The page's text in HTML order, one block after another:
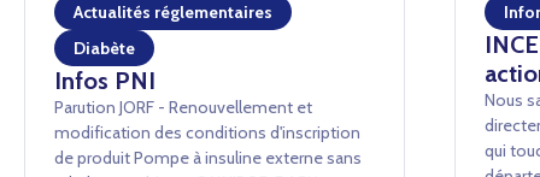
Actualités réglementaires
Diabète
Infos PNI
Parution JORF - Renouvellement et
modification des conditions d'inscription
de produit Pompe à insuline externe sans
Nous
qui